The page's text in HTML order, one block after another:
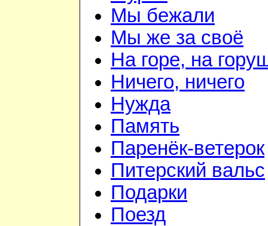
Мы бежали
Мы же за своё
На горе, на
Ничего, ничего
Нужда
Память
Паренёк-ветерок
Питерский вальс
Подарки
Поезд